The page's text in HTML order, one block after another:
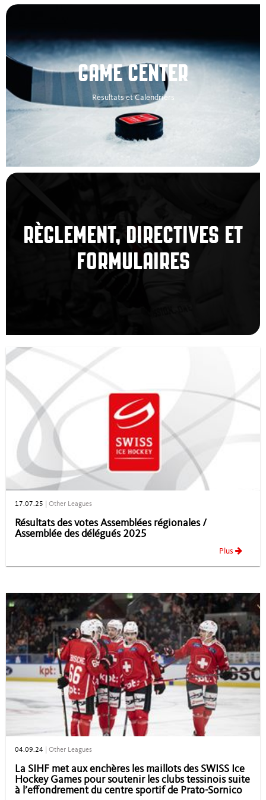
Spieldatenpläne
Recherche de match
GAME CENTER
Rèsultats et Calendriers
RÈGLEMENT, DIRECTIVES ET
FORMULAIRES
17.07.25 Other Leagues
Résultats des votes Assemblées régionales /
Assemblée des délégués 2025
Plus
04.09.24 Other Leagues
La SIHF met aux enchères les maillots des SWISS Ice
Hockey Games pour soutenir les clubs tessinois suite
à l’effondrement du centre sportif de Prato-Sornico